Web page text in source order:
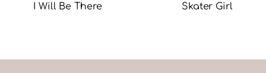
I Will Be There Skater Girl